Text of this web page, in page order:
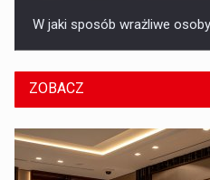
W jaki sposób wrażliwe
ZOBACZ